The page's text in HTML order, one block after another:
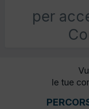
per
le tue